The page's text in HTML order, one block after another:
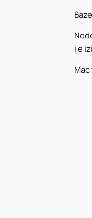
ile